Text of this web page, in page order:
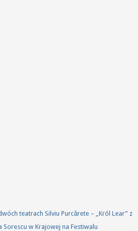
teatrach Silviu Purcărete – „Król Lear” z
w Krajowej na Festiwalu